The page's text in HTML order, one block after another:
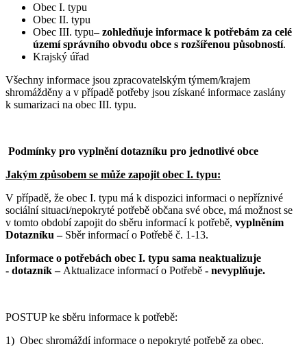
Obec I. typu
Obec II. typu
Obec III. typu– zohledňuje informace k potřebám za celé
území správního obvodu obce s rozšířenou působností.
Krajský úřad
Všechny informace jsou zpracovatelským týmem/krajem
shromážděny a v případě potřeby jsou získané informace zaslány
k sumarizaci na obec III. typu.
Podmínky pro vyplnění dotazníku pro jednotlivé obce
Jakým způsobem se může zapojit obec I. typu:
V případě, že obec I. typu má k dispozici informaci o nepříznivé
sociální situaci/nepokryté potřebě občana své obce, má možnost se
v tomto období zapojit do sběru informací k potřebě, vyplněním
Dotazníku – Sběr informací o Potřebě č. 1-13.
Informace o potřebách obec I. typu sama neaktualizuje
- dotazník – Aktualizace informací o Potřebě - nevyplňuje.
POSTUP ke sběru informace k potřebě:
1) Obec shromáždí informace o nepokryté potřebě za obec.